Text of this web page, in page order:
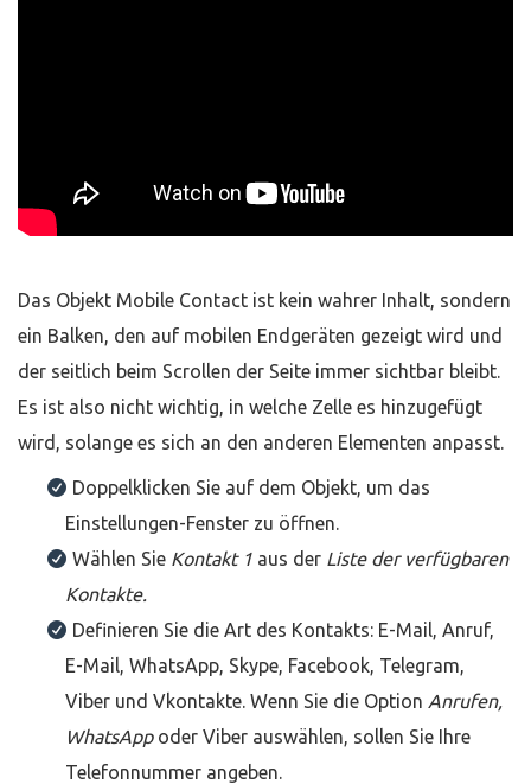
Das Objekt Mobile Contact ist kein wahrer Inhalt, sondern
ein Balken, den auf mobilen Endgeräten gezeigt wird und
der seitlich beim Scrollen der Seite immer sichtbar bleibt.
Es ist also nicht wichtig, in welche Zelle es hinzugefügt
wird, solange es sich an den anderen Elementen anpasst.
Doppelklicken Sie auf dem Objekt, um das
Einstellungen-Fenster zu öffnen.
Wählen Sie Kontakt 1 aus der Liste der verfügbaren
Kontakte.
Definieren Sie die Art des Kontakts: E-Mail, Anruf,
E-Mail, WhatsApp, Skype, Facebook, Telegram,
Viber und Vkontakte. Wenn Sie die Option Anrufen,
WhatsApp oder Viber auswählen, sollen Sie Ihre
Telefonnummer angeben.